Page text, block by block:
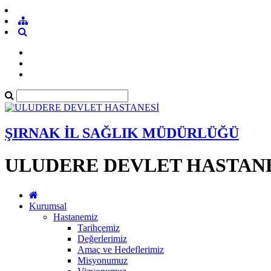
ŞIRNAK İL SAĞLIK MÜDÜRLÜĞÜ
ULUDERE DEVLET
Kurumsal
Hastanemiz
Tarihçemiz
Değerlerimiz
Amaç ve Hedeflerimiz
Misyonumuz